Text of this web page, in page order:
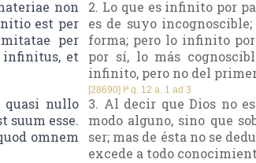
non
est per
per
infinitus, et
2. Lo que es infinito por
es de suyo
forma; pero lo infinito
por sí, lo más
infinito, pero no del
quasi nullo
suum esse.
omnem
[28690] Iª q. 12 a. 1 ad 3
3. Al decir que Dios no
modo alguno, sino que
ser; mas de ésta no se
excede a todo